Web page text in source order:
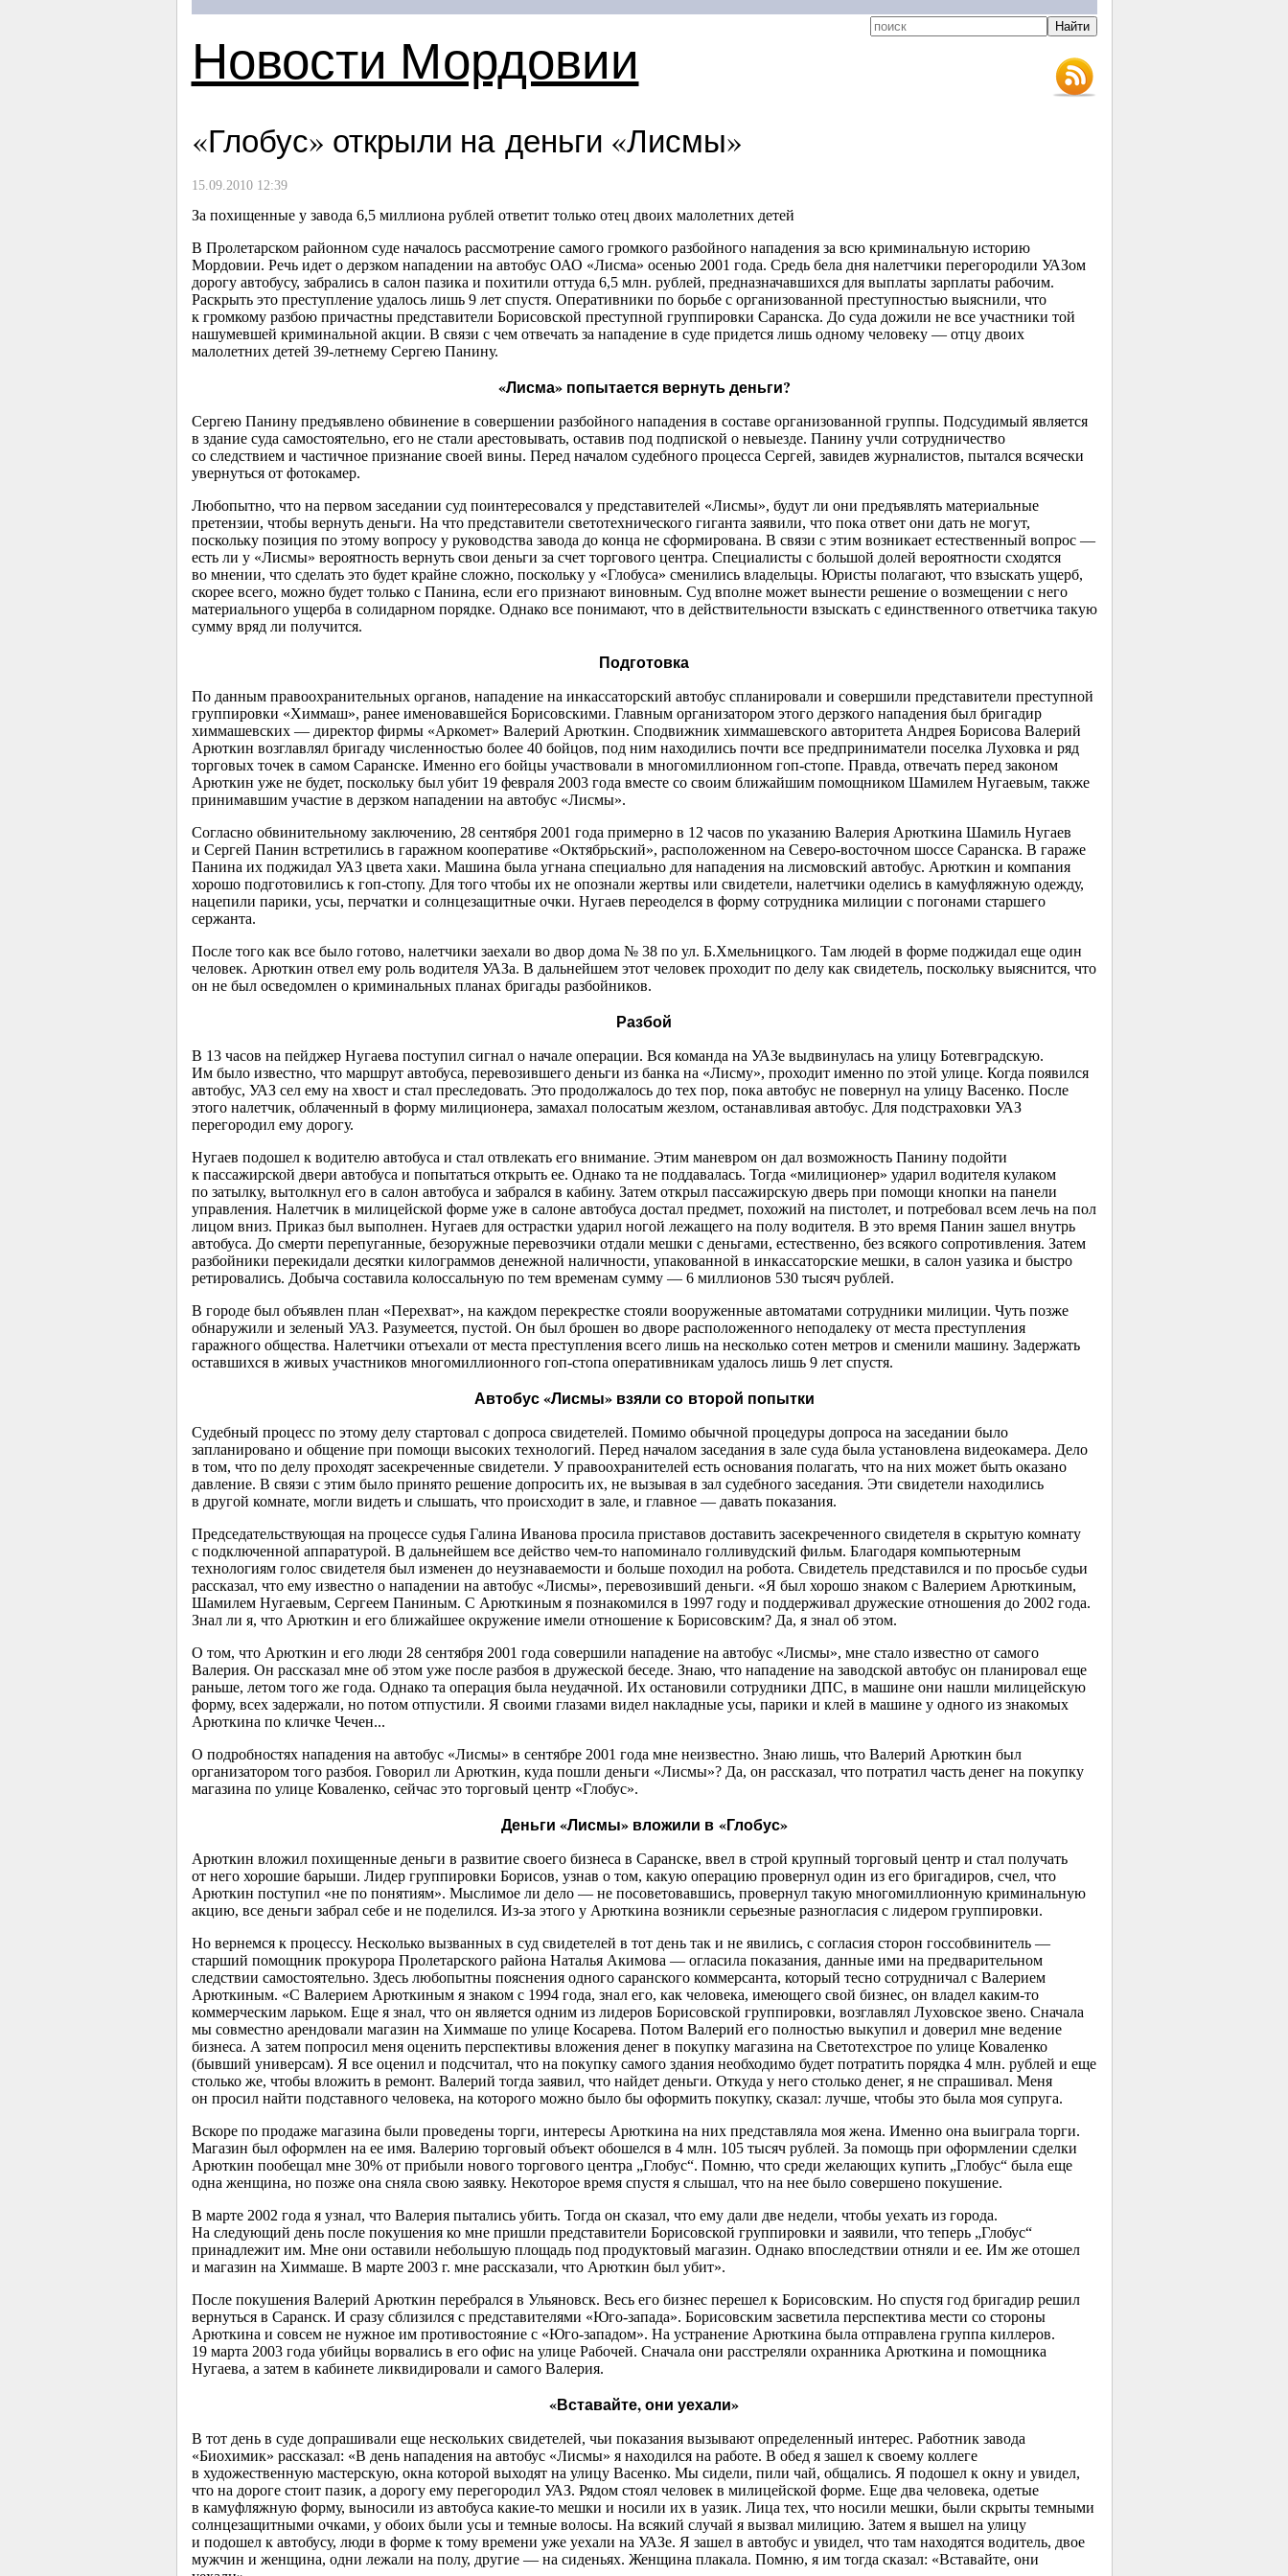
Новости Мордовии
«Глобус» открыли на деньги «Лисмы»
15.09.2010 12:39
За похищенные у завода 6,5 миллиона рублей ответит только отец двоих малолетних детей
В Пролетарском районном суде началось рассмотрение самого громкого разбойного нападения за всю криминальную историю
Мордовии. Речь идет о дерзком нападении на автобус ОАО «Лисма» осенью 2001 года. Средь бела дня налетчики перегородили УАЗом
дорогу автобусу, забрались в салон пазика и похитили оттуда 6,5 млн. рублей, предназначавшихся для выплаты зарплаты рабочим.
Раскрыть это преступление удалось лишь 9 лет спустя. Оперативники по борьбе с организованной преступностью выяснили, что
к громкому разбою причастны представители Борисовской преступной группировки Саранска. До суда дожили не все участники той
нашумевшей криминальной акции. В связи с чем отвечать за нападение в суде придется лишь одному человеку — отцу двоих
малолетних детей 39-летнемуСергею Панину.
«Лисма» попытается вернуть деньги?
Сергею Панину предъявлено обвинение в совершении разбойного нападения в составе организованной группы. Подсудимый является
в здание суда самостоятельно, его не стали арестовывать, оставив под подпиской о невыезде. Панину учли сотрудничество
со следствием и частичное признание своей вины. Перед началом судебного процесса Сергей, завидев журналистов, пытался всячески
увернуться от фотокамер.
Любопытно, что на первом заседании суд поинтересовался у представителей «Лисмы», будут ли они предъявлять материальные
претензии, чтобы вернуть деньги. На что представители светотехнического гиганта заявили, что пока ответ они дать не могут,
поскольку позиция по этому вопросу у руководства завода до конца не сформирована. В связи с этим возникает естественный вопрос —
есть ли у «Лисмы» вероятность вернуть свои деньги за счет торгового центра. Специалисты с большой долей вероятности сходятся
во мнении, что сделать это будет крайне сложно, поскольку у «Глобуса» сменились владельцы. Юристы полагают, что взыскать ущерб,
скорее всего, можно будет только с Панина, если его признают виновным. Суд вполне может вынести решение о возмещении с него
материального ущерба в солидарном порядке. Однако все понимают, что в действительности взыскать с единственного ответчика такую
сумму вряд ли получится.
Подготовка
По данным правоохранительных органов, нападение на инкассаторский автобус спланировали и совершили представители преступной
группировки «Химмаш», ранее именовавшейся Борисовскими. Главным организатором этого дерзкого нападения был бригадир
химмашевских — директор фирмы «Аркомет» Валерий Арюткин. Сподвижник химмашевского авторитета Андрея Борисова Валерий
Арюткин возглавлял бригаду численностью более 40 бойцов, под ним находились почти все предприниматели поселка Луховка и ряд
торговых точек в самом Саранске. Именно его бойцы участвовали в многомиллионном гоп-стопе. Правда, отвечать перед законом
Арюткин уже не будет, поскольку был убит 19 февраля 2003 года вместе со своим ближайшим помощником Шамилем Нугаевым, также
принимавшим участие в дерзком нападении на автобус «Лисмы».
Согласно обвинительному заключению, 28 сентября 2001 года примерно в 12 часов по указанию Валерия Арюткина Шамиль Нугаев
и Сергей Панин встретились в гаражном кооперативе «Октябрьский», расположенном на Северо-восточном шоссе Саранска. В гараже
Панина их поджидал УАЗ цвета хаки. Машина была угнана специально для нападения на лисмовский автобус. Арюткин и компания
хорошо подготовились к гоп-стопу. Для того чтобы их не опознали жертвы или свидетели, налетчики оделись в камуфляжную одежду,
нацепили парики, усы, перчатки и солнцезащитные очки. Нугаев переоделся в форму сотрудника милиции с погонами старшего
сержанта.
После того как все было готово, налетчики заехали во двор дома № 38 по ул. Б.Хмельницкого. Там людей в форме поджидал еще один
человек. Арюткин отвел ему роль водителя УАЗа. В дальнейшем этот человек проходит по делу как свидетель, поскольку выяснится, что
он не был осведомлен о криминальных планах бригады разбойников.
Разбой
В 13 часов на пейджер Нугаева поступил сигнал о начале операции. Вся команда на УАЗе выдвинулась на улицу Ботевградскую.
Им было известно, что маршрут автобуса, перевозившего деньги из банка на «Лисму», проходит именно по этой улице. Когда появился
автобус, УАЗ сел ему на хвост и стал преследовать. Это продолжалось до тех пор, пока автобус не повернул на улицу Васенко. После
этого налетчик, облаченный в форму милиционера, замахал полосатым жезлом, останавливая автобус. Для подстраховки УАЗ
перегородил ему дорогу.
Нугаев подошел к водителю автобуса и стал отвлекать его внимание. Этим маневром он дал возможность Панину подойти
к пассажирской двери автобуса и попытаться открыть ее. Однако та не поддавалась. Тогда «милиционер» ударил водителя кулаком
по затылку, вытолкнул его в салон автобуса и забрался в кабину. Затем открыл пассажирскую дверь при помощи кнопки на панели
управления. Налетчик в милицейской форме уже в салоне автобуса достал предмет, похожий на пистолет, и потребовал всем лечь на пол
лицом вниз. Приказ был выполнен. Нугаев для острастки ударил ногой лежащего на полу водителя. В это время Панин зашел внутрь
автобуса. До смерти перепуганные, безоружные перевозчики отдали мешки с деньгами, естественно, без всякого сопротивления. Затем
разбойники перекидали десятки килограммов денежной наличности, упакованной в инкассаторские мешки, в салон уазика и быстро
ретировались. Добыча составила колоссальную по тем временам сумму — 6 миллионов 530 тысяч рублей.
В городе был объявлен план «Перехват», на каждом перекрестке стояли вооруженные автоматами сотрудники милиции. Чуть позже
обнаружили и зеленый УАЗ. Разумеется, пустой. Он был брошен во дворе расположенного неподалеку от места преступления
гаражного общества. Налетчики отъехали от места преступления всего лишь на несколько сотен метров и сменили машину. Задержать
оставшихся в живых участников многомиллионного гоп-стопа оперативникам удалось лишь 9 лет спустя.
Автобус «Лисмы» взяли со второй попытки
Судебный процесс по этому делу стартовал с допроса свидетелей. Помимо обычной процедуры допроса на заседании было
запланировано и общение при помощи высоких технологий. Перед началом заседания в зале суда была установлена видеокамера. Дело
в том, что по делу проходят засекреченные свидетели. У правоохранителей есть основания полагать, что на них может быть оказано
давление. В связи с этим было принято решение допросить их, не вызывая в зал судебного заседания. Эти свидетели находились
в другой комнате, могли видеть и слышать, что происходит в зале, и главное — давать показания.
Председательствующая на процессе судья Галина Иванова просила приставов доставить засекреченного свидетеля в скрытую комнату
с подключенной аппаратурой. В дальнейшем все действо чем-то напоминало голливудский фильм. Благодаря компьютерным
технологиям голос свидетеля был изменен до неузнаваемости и больше походил на робота. Свидетель представился и по просьбе судьи
рассказал, что ему известно о нападении на автобус «Лисмы», перевозивший деньги. «Я был хорошо знаком с Валерием Арюткиным,
Шамилем Нугаевым, Сергеем Паниным. С Арюткиным я познакомился в 1997 году и поддерживал дружеские отношения до 2002 года.
Знал ли я, что Арюткин и его ближайшее окружение имели отношение к Борисовским? Да, я знал об этом.
О том, что Арюткин и его люди 28 сентября 2001 года совершили нападение на автобус «Лисмы», мне стало известно от самого
Валерия. Он рассказал мне об этом уже после разбоя в дружеской беседе. Знаю, что нападение на заводской автобус он планировал еще
раньше, летом того же года. Однако та операция была неудачной. Их остановили сотрудники ДПС, в машине они нашли милицейскую
форму, всех задержали, но потом отпустили. Я своими глазами видел накладные усы, парики и клей в машине у одного из знакомых
Арюткина по кличке Чечен...
О подробностях нападения на автобус «Лисмы» в сентябре 2001 года мне неизвестно. Знаю лишь, что Валерий Арюткин был
организатором того разбоя. Говорил ли Арюткин, куда пошли деньги «Лисмы»? Да, он рассказал, что потратил часть денег на покупку
магазина по улице Коваленко, сейчас это торговый центр «Глобус».
Деньги «Лисмы» вложили в «Глобус»
Арюткин вложил похищенные деньги в развитие своего бизнеса в Саранске, ввел в строй крупный торговый центр и стал получать
от него хорошие барыши. Лидер группировки Борисов, узнав о том, какую операцию провернул один из его бригадиров, счел, что
Арюткин поступил «не по понятиям». Мыслимое ли дело — не посоветовавшись, провернул такую многомиллионную криминальную
акцию, все деньги забрал себе и не поделился. Из-за этого у Арюткина возникли серьезные разногласия с лидером группировки.
Но вернемся к процессу. Несколько вызванных в суд свидетелей в тот день так и не явились, с согласия сторон госсобвинитель —
старший помощник прокурора Пролетарского района Наталья Акимова — огласила показания, данные ими на предварительном
следствии самостоятельно. Здесь любопытны пояснения одного саранского коммерсанта, который тесно сотрудничал с Валерием
Арюткиным. «С Валерием Арюткиным я знаком с 1994 года, знал его, как человека, имеющего свой бизнес, он владел каким-то
коммерческим ларьком. Еще я знал, что он является одним из лидеров Борисовской группировки, возглавлял Луховское звено. Сначала
мы совместно арендовали магазин на Химмаше по улице Косарева. Потом Валерий его полностью выкупил и доверил мне ведение
бизнеса. А затем попросил меня оценить перспективы вложения денег в покупку магазина на Светотехстрое по улице Коваленко
(бывший универсам). Я все оценил и подсчитал, что на покупку самого здания необходимо будет потратить порядка 4 млн. рублей и еще
столько же, чтобы вложить в ремонт. Валерий тогда заявил, что найдет деньги. Откуда у него столько денег, я не спрашивал. Меня
он просил найти подставного человека, на которого можно было бы оформить покупку, сказал: лучше, чтобы это была моя супруга.
Вскоре по продаже магазина были проведены торги, интересы Арюткина на них представляла моя жена. Именно она выиграла торги.
Магазин был оформлен на ее имя. Валерию торговый объект обошелся в 4 млн. 105 тысяч рублей. За помощь при оформлении сделки
Арюткин пообещал мне 30% от прибыли нового торгового центра „Глобус“. Помню, что среди желающих купить „Глобус“ была еще
одна женщина, но позже она сняла свою заявку. Некоторое время спустя я слышал, что на нее было совершено покушение.
В марте 2002 года я узнал, что Валерия пытались убить. Тогда он сказал, что ему дали две недели, чтобы уехать из города.
На следующий день после покушения ко мне пришли представители Борисовской группировки и заявили, что теперь „Глобус“
принадлежит им. Мне они оставили небольшую площадь под продуктовый магазин. Однако впоследствии отняли и ее. Им же отошел
и магазин на Химмаше. В марте 2003 г. мне рассказали, что Арюткин был убит».
После покушения Валерий Арюткин перебрался в Ульяновск. Весь его бизнес перешел к Борисовским. Но спустя год бригадир решил
вернуться в Саранск. И сразу сблизился с представителями «Юго-запада». Борисовским засветила перспектива мести со стороны
Арюткина и совсем не нужное им противостояние с «Юго-западом». На устранение Арюткина была отправлена группа киллеров.
19 марта 2003 года убийцы ворвались в его офис на улице Рабочей. Сначала они расстреляли охранника Арюткина и помощника
Нугаева, а затем в кабинете ликвидировали и самого Валерия.
«Вставайте, они уехали»
В тот день в суде допрашивали еще нескольких свидетелей, чьи показания вызывают определенный интерес. Работник завода
«Биохимик» рассказал: «В день нападения на автобус «Лисмы» я находился на работе. В обед я зашел к своему коллеге
в художественную мастерскую, окна которой выходят на улицу Васенко. Мы сидели, пили чай, общались. Я подошел к окну и увидел,
что на дороге стоит пазик, а дорогу ему перегородил УАЗ. Рядом стоял человек в милицейской форме. Еще два человека, одетые
в камуфляжную форму, выносили из автобуса какие-то мешки и носили их в уазик. Лица тех, что носили мешки, были скрыты темными
солнцезащитными очками, у обоих были усы и темные волосы. На всякий случай я вызвал милицию. Затем я вышел на улицу
и подошел к автобусу, люди в форме к тому времени уже уехали на УАЗе. Я зашел в автобус и увидел, что там находятся водитель, двое
мужчин и женщина, одни лежали на полу, другие — на сиденьях. Женщина плакала. Помню, я им тогда сказал: «Вставайте, они